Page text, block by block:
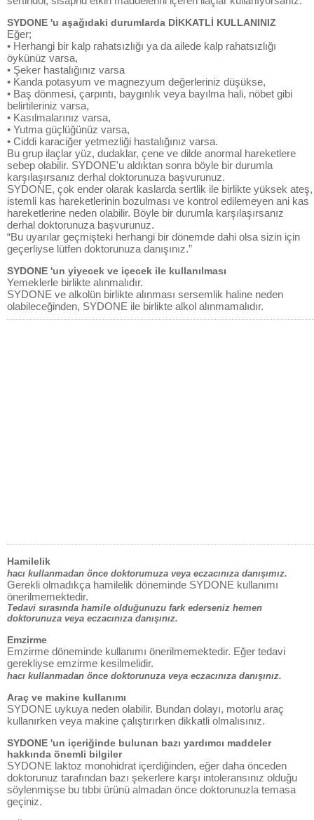
SYDONE 'u aşağıdaki durumlarda DİKKATLİ KULLANINIZ
Eğer;
• Herhangi bir kalp rahatsızlığı ya da ailede kalp rahatsızlığı
öykünüz varsa,
• Şeker hastalığınız varsa
• Kanda potasyum ve magnezyum değerleriniz düşükse,
• Baş dönmesi, çarpıntı, baygınlık veya bayılma hali, nöbet gibi
belirtileriniz varsa,
• Kasılmalarınız varsa,
• Yutma güçlüğünüz varsa,
• Ciddi karaciğer yetmezliği hastalığınız varsa.
Bu grup ilaçlar yüz, dudaklar, çene ve dilde anormal hareketlere
sebep olabilir. SYDONE'u aldıktan sonra böyle bir durumla
karşılaşırsanız derhal doktorunuza başvurunuz.
SYDONE, çok ender olarak kaslarda sertlik ile birlikte yüksek ateş,
istemli kas hareketlerinin bozulması ve kontrol edilemeyen ani kas
hareketlerine neden olabilir. Böyle bir durumla karşılaşırsanız
derhal doktorunuza başvurunuz.
“Bu uyarılar geçmişteki herhangi bir dönemde dahi olsa sizin için
geçerliyse lütfen doktorunuza danışınız.”
SYDONE 'un yiyecek ve içecek ile kullanılması
Yemeklerle birlikte alınmalıdır.
SYDONE ve alkolün birlikte alınması sersemlik haline neden
olabileceğinden, SYDONE ile birlikte alkol alınmamalıdır.
Hamilelik
hacı kullanmadan önce doktorumuza veya eczacınıza danışımız.
Gerekli olmadıkça hamilelik döneminde SYDONE kullanımı
önerilmemektedir.
Tedavi sırasında hamile olduğunuzu fark ederseniz hemen
doktorunuza veya eczacınıza danışınız.
Emzirme
Emzirme döneminde kullanımı önerilmemektedir. Eğer tedavi
gerekliyse emzirme kesilmelidir.
hacı kullanmadan önce doktorunuza veya eczacınıza danışınız.
Araç ve makine kullanımı
SYDONE uykuya neden olabilir. Bundan dolayı, motorlu araç
kullanırken veya makine çalıştırırken dikkatli olmalısınız.
SYDONE 'un içeriğinde bulunan bazı yardımcı maddeler
hakkında önemli bilgiler
SYDONE laktoz monohidrat içerdiğinden, eğer daha önceden
doktorunuz tarafından bazı şekerlere karşı intoleransınız olduğu
söylenmişse bu tıbbi ürünü almadan önce doktorunuzla temasa
geçiniz.